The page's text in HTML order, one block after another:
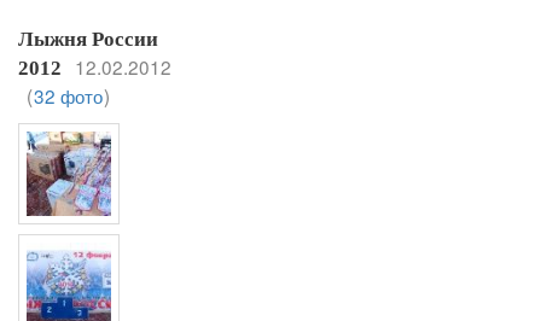
Лыжня России
2012
12.02.2012
(32 фото)